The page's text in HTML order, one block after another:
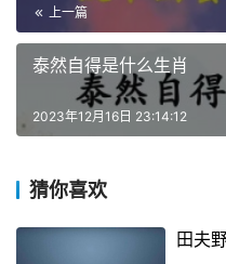
上一篇
泰然自得是什么生肖
2023年12月16日 23:14:12
猜你喜欢
田夫